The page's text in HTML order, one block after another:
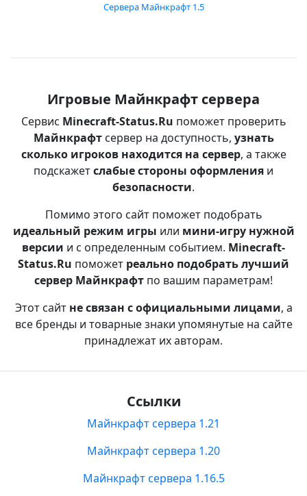
Сервера Майнкрафт 1.5
Игровые Майнкрафт сервера
Сервис Minecraft-Status.Ru поможет проверить
Майнкрафтсервер на доступность, узнать
сколько игроков находится на сервер, а также
подскажетслабые стороны оформления и
безопасности.
Помимо этого сайт поможет подобрать
идеальный режим игры или мини-игру нужной
версии и с определенным событием. Minecraft-
Status.Ru поможет реально подобрать лучший
сервер Майнкрафт по вашим параметрам!
Этот сайт не связан с официальными лицами, а
все бренды и товарные знаки упомянутые на сайте
принадлежат их авторам.
Ссылки
Майнкрафт сервера 1.21
Майнкрафт сервера 1.20
Майнкрафт сервера 1.16.5